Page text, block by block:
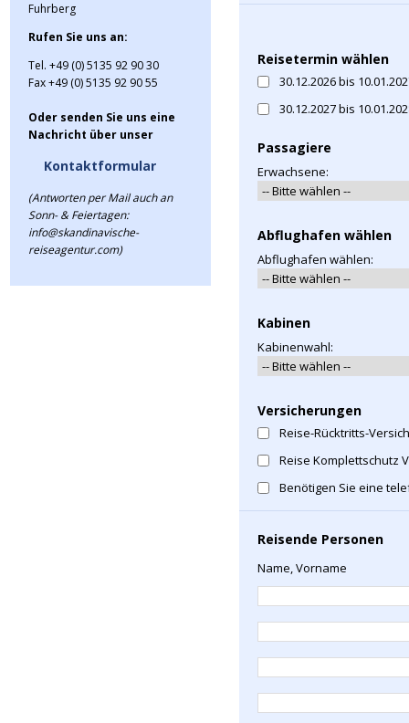
Fuhrberg
Rufen Sie uns an:
Tel. +49 (0) 5135 92 90 30
Fax +49 (0) 5135 92 90 55
Oder senden Sie uns eine
Nachricht über unser
Kontaktformular
(Antworten per Mail auch an
Sonn- & Feiertagen:
info@skandinavische-
reiseagentur.com)
Reisetermin wählen
30.12.2026 bis
30.12.2027 bis
Passagiere
Erwachsene:
Abflughafen wählen
Abflughafen wählen:
Kabinen
Kabinenwahl:
Versicherungen
Reise-Rücktritts-
Reise Komplettschutz
Benötigen Sie eine
Reisende Personen
Name, Vorname